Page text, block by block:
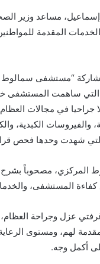
مساعد وزير
المقدمة
“مستشفى سمالوط
مبادرة انهاء قوائم الانتظار في اجراء 2319
الكبدية،
وحدها فحص قرابة 20 ألف
مصحوباً بشرح
المستشفى،
عزل وجراحة
لهم، ومستوى
أكمل وجه.